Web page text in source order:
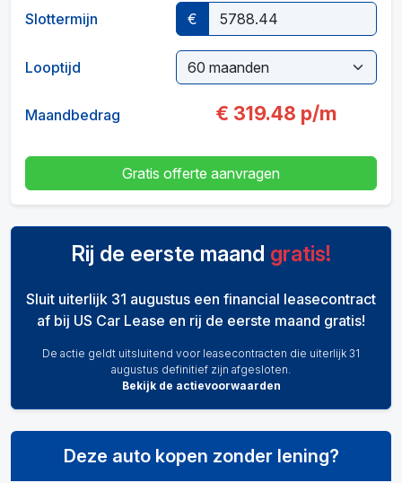
Slottermijn €
Looptijd
Maandbedrag € 319.48 p/m
Gratis offerte aanvragen
Rij de eerste maand gratis!
Sluit uiterlijk 31 augustus een financial leasecontract
af bij US Car Lease en rij de eerste maand gratis!
De actie geldt uitsluitend voor leasecontracten die uiterlijk 31
augustus definitief zijn afgesloten.
Bekijk de actievoorwaarden
Deze auto kopen zonder lening?